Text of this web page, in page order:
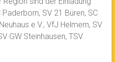
SV 21 Büren, SC
e.V., VfJ Helmern, SV
GW Steinhausen, TSV